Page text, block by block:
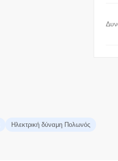
Ηλεκτρική δύναμη Πολωνός